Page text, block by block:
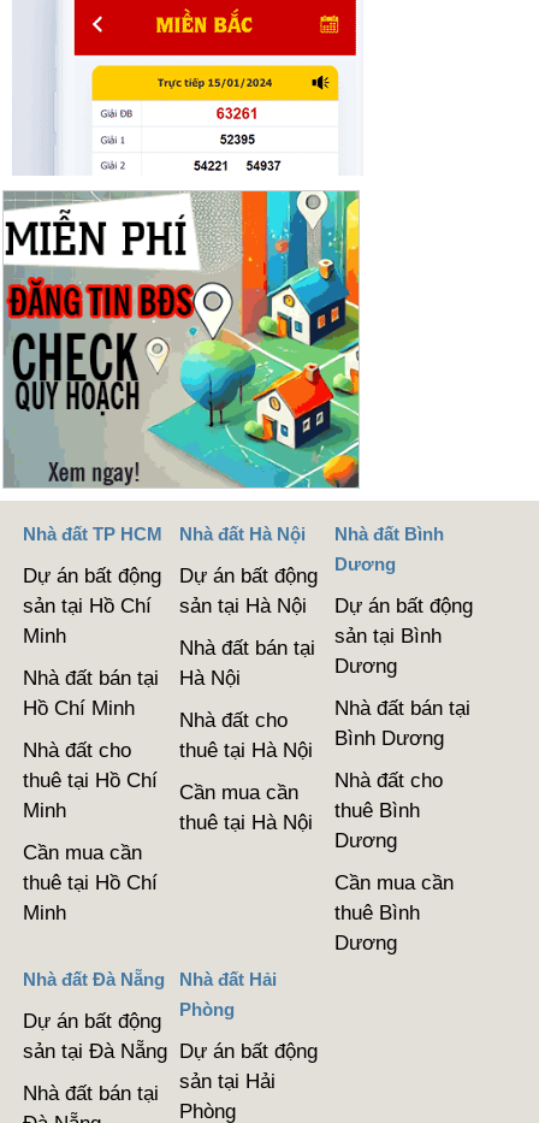
Nhà đất TP HCM
Dự án bất động
sản tại Hồ Chí
Minh
Nhà đất bán tại
Hồ Chí Minh
Nhà đất cho
thuê tại Hồ Chí
Minh
Cần mua cần
thuê tại Hồ Chí
Minh
Nhà đất Hà Nội
Dự án bất động
sản tại Hà Nội
Nhà đất bán tại
Hà Nội
Nhà đất cho
thuê tại Hà Nội
Cần mua cần
thuê tại Hà Nội
Nhà đất Bình
Dương
Dự án bất động
sản tại Bình
Dương
Nhà đất bán tại
Bình Dương
Nhà đất cho
thuê Bình
Dương
Cần mua cần
thuê Bình
Dương
Nhà đất Đà Nẵng
Dự án bất động
sản tại Đà Nẵng
Nhà đất bán tại
Nhà đất Hải
Phòng
Dự án bất động
sản tại Hải
Phòng